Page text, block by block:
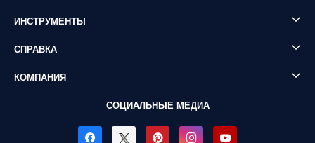
ИНСТРУМЕНТЫ
СПРАВКА
КОМПАНИЯ
СОЦИАЛЬНЫЕ МЕДИА